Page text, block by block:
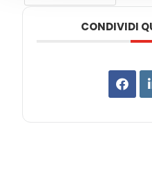
CONDIVIDI